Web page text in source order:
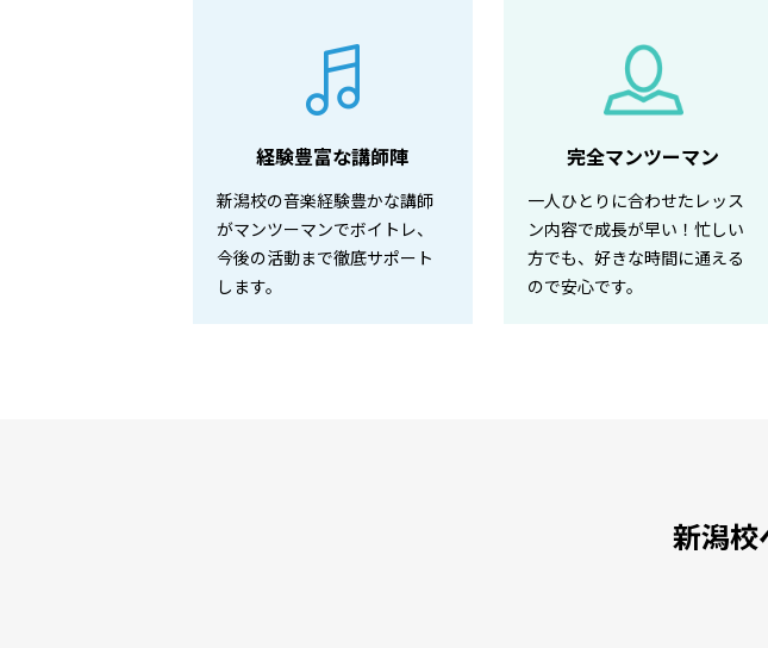
経験豊富な講師陣
新潟校の音楽経験豊かな講師
がマンツーマンでボイトレ、
今後の活動まで徹底サポート
します。
完全マンツーマン
一人ひとりに合わせたレッス
ン内容で成長が早い！忙しい
方でも、好きな時間に通える
ので安心です。
新潟校